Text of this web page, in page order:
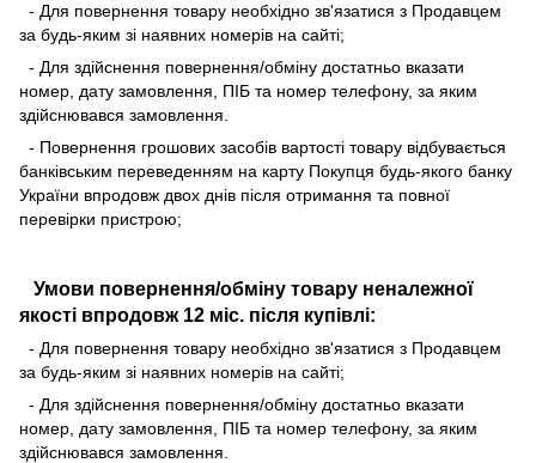
- Для повернення товару необхідно зв'язатися з Продавцем
за будь-яким зі наявних номерів на сайті;
- Для здійснення повернення/обміну достатньо вказати
номер, дату замовлення, ПІБ та номер телефону, за яким
здійснювався замовлення.
- Повернення грошових засобів вартості товару відбувається
банківським переведенням на карту Покупця будь-якого банку
України впродовж двох днів після отримання та повної
перевірки пристрою;
Умови повернення/обміну товару неналежної
якості впродовж 12 міс. після купівлі:
- Для повернення товару необхідно зв'язатися з Продавцем
за будь-яким зі наявних номерів на сайті;
- Для здійснення повернення/обміну достатньо вказати
номер, дату замовлення, ПІБ та номер телефону, за яким
здійснювався замовлення.